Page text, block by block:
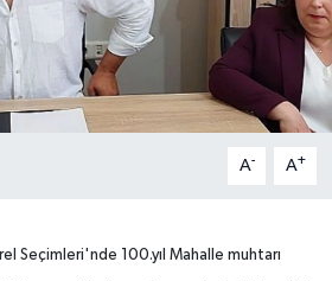
A- A+
Seçimleri'nde 100.yıl Mahalle muhtarı